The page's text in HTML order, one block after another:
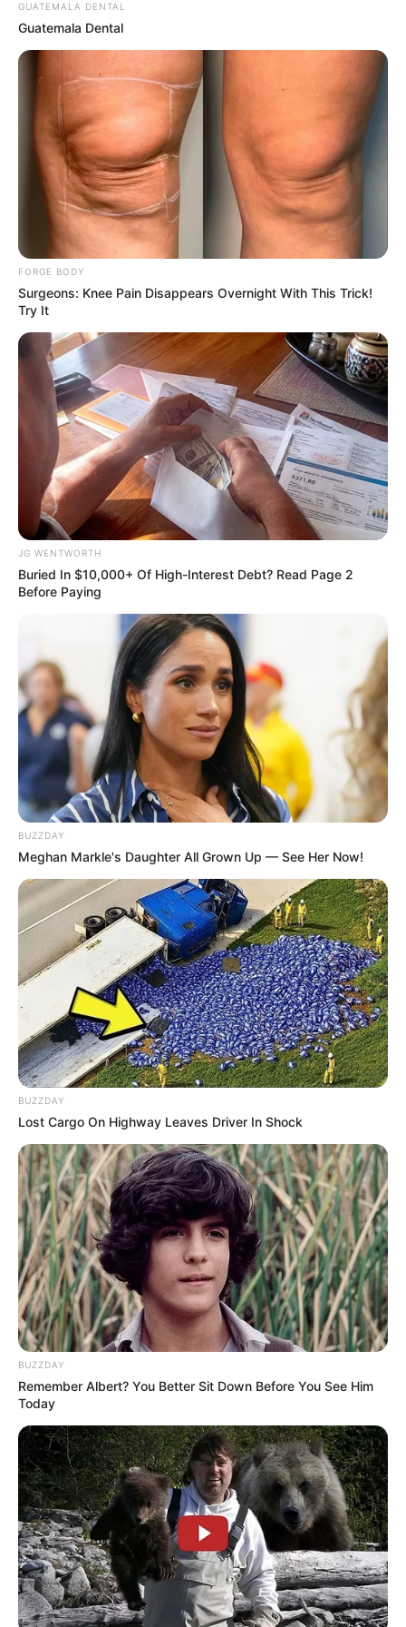
Men 45+ Are Trying This To Perform Better
Men, You Don't Need Viagra If You Do This Once A
This Trick Will Give You An Erection At Any Age
MEDVI
Co-stars Who Lost Control While Kissing Each Other
BUZZDAY
CVS Hides This $1 Generic Viagra - Here's The Aisle
It's Really In.
FRIDAY PLANS
GUATEMALA DENTAL
Guatemala Dental
FORGE BODY
Surgeons: Knee Pain Disappears Overnight With This Trick!
Try It
JG WENTWORTH
Buried In $10,000+ Of High-Interest Debt? Read Page 2
Before Paying
BUZZDAY
Meghan Markle's Daughter All Grown Up — See Her Now!
BUZZDAY
Lost Cargo On Highway Leaves Driver In Shock
BUZZDAY
Remember Albert? You Better Sit Down Before You See Him
Today